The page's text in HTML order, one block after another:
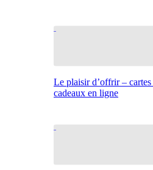
Le plaisir d’offrir – cartes
cadeaux en ligne